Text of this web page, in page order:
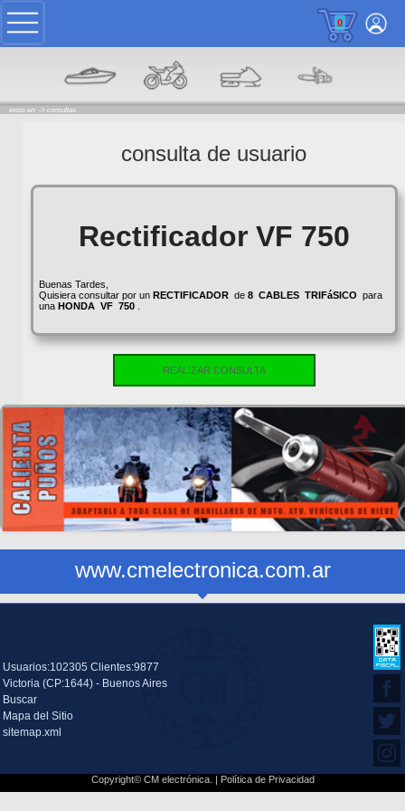
0
estas en: -> consultas
consulta de usuario
Rectificador VF 750
Buenas Tardes,
Quisiera consultar por un RECTIFICADORde 8 CABLES TRIFáSICO para
una HONDA VF 750.
REALIZAR CONSULTA
www.cmelectronica.com.ar
Usuarios:102305 Clientes:9877
Victoria (CP:1644) - Buenos Aires
Buscar
Mapa del Sitio
sitemap.xml
Copyright© CM electrónica. | Política de Privacidad